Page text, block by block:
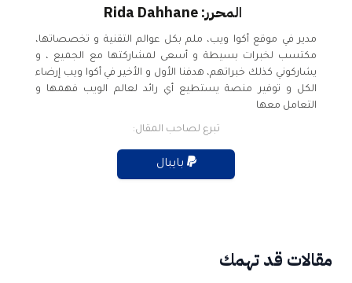
المحرر: Rida Dahhane
مدير في موقع أكوا ويب، ملم بكل عوالم التقنية و تخصصاتها،
مكتسب لخبرات بسيطة و أسعى لمشاركتها مع الجميع ، و
يشاركوني كذلك خبراتهم، هدفنا الأول و الأخير في أكوا ويب إرضاء
الكل و توفير منصة يستطيع أي رائد لعالم الويب فهمها و
التعامل معها
تبرع لصاحب المقال:
مقالات قد تهمك